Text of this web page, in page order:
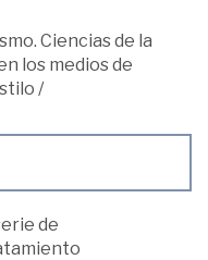
Ciencias de la
los medios de
/
de